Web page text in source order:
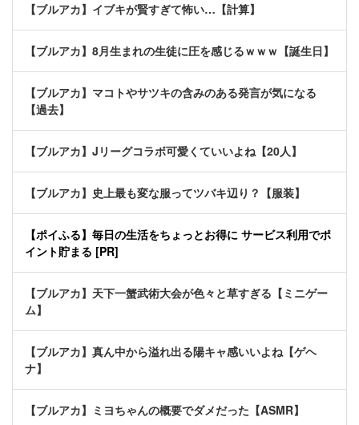
【ブルアカ】イブキが賢すぎて怖い…【計算】
【ブルアカ】8月生まれの生徒に圧を感じるｗｗｗ【誕生日】
【ブルアカ】マコトやサツキの含みのある発言が気になる
【過去】
【ブルアカ】Jリーグコラボ可愛くていいよね【20人】
【ブルアカ】史上最も変な服ってツバキ辺り？【服装】
【ポイふる】毎日の生活をちょっとお得に サービス利用でポ
イント貯まる [PR]
【ブルアカ】天下一蟹武術大会が色々と草すぎる【ミニゲー
ム】
【ブルアカ】真ん中から溢れ出る陽キャ感いいよね【ゲヘ
ナ】
【ブルアカ】ミヨちゃんの概要でダメだった【ASMR】